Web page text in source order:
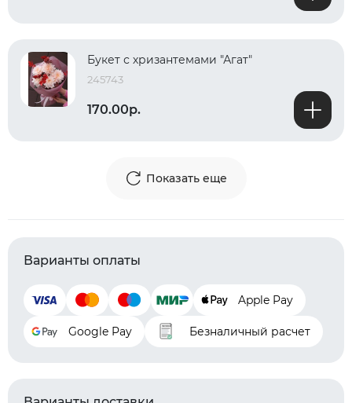
Букет с хризантемами "Агат"
245743
170.00р.
Показать еще
Варианты оплаты
Apple Pay
Google Pay Безналичный расчет